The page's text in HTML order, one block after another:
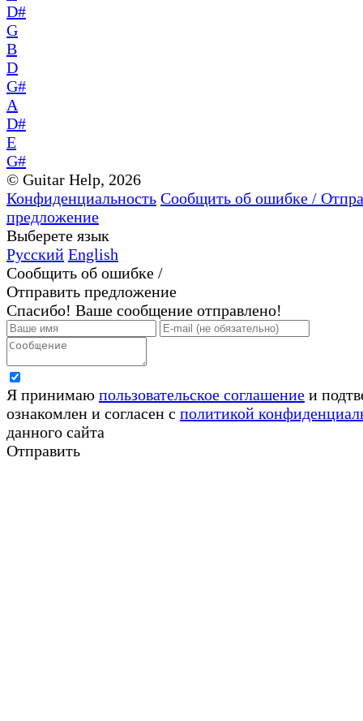
D#
G
B
D
G#
A
D#
E
G#
© Guitar Help, 2026
Конфиденциальность Сообщить об ошибке /
предложение
Выберете язык
Русский English
Сообщить об ошибке /
Отправить предложение
Спасибо! Ваше сообщение отправлено!
Я принимаю пользовательское соглашение и
ознакомлен и согласен с политикой
данного сайта
Отправить